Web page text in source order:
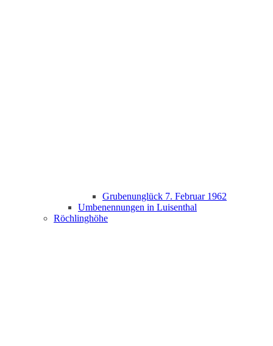
Grubenunglück 7. Februar 1962
Umbenennungen in Luisenthal
Röchlinghöhe